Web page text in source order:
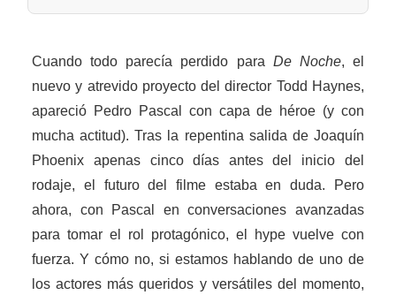
Cuando todo parecía perdido para De Noche, el
nuevo y atrevido proyecto del director Todd Haynes,
apareció Pedro Pascal con capa de héroe (y con
mucha actitud). Tras la repentina salida de Joaquín
Phoenix apenas cinco días antes del inicio del
rodaje, el futuro del filme estaba en duda. Pero
ahora, con Pascal en conversaciones avanzadas
para tomar el rol protagónico, el hype vuelve con
fuerza. Y cómo no, si estamos hablando de uno de
los actores más queridos y versátiles del momento,